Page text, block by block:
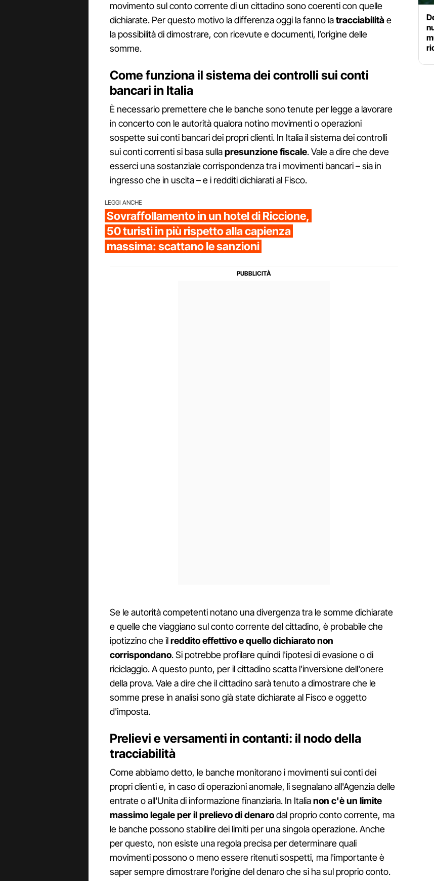
movimento sul conto corrente di un cittadino sono coerenti con quelle
dichiarate. Per questo motivo la differenza oggi la fanno latracciabilitàe
la possibilità di dimostrare, con ricevute e documenti, l’origine delle
somme.
Come funziona il sistema dei controlli sui conti
bancari in Italia
È necessario premettere che le banche sono tenute per legge a lavorare
in concerto con le autorità qualora notino movimenti o operazioni
sospette sui conti bancari dei propri clienti. In Italia il sistema dei controlli
sui conti correnti si basa sullapresunzione fiscale. Vale a dire che deve
esserci una sostanziale corrispondenza tra i movimenti bancari – sia in
ingresso che in uscita – e i redditi dichiarati al Fisco.
LEGGI ANCHE
Sovraffollamento in un hotel di Riccione,
50 turisti in più rispetto alla capienza
massima: scattano le sanzioni
Se le autorità competenti notano una divergenza tra le somme dichiarate
e quelle che viaggiano sul conto corrente del cittadino, è probabile che
ipotizzino che ilreddito effettivo e quello dichiarato non
corrispondano. Si potrebbe profilare quindi l'ipotesi di evasione o di
riciclaggio. A questo punto, per il cittadino scatta l'inversione dell'onere
della prova. Vale a dire che il cittadino sarà tenuto a dimostrare che le
somme prese in analisi sono già state dichiarate al Fisco e oggetto
d'imposta.
Prelievi e versamenti in contanti: il nodo della
tracciabilità
Come abbiamo detto, le banche monitorano i movimenti sui conti dei
propri clienti e, in caso di operazioni anomale, li segnalano all'Agenzia delle
entrate o all'Unita di informazione finanziaria. In Italianon c'è un limite
massimo legale per il prelievo di denarodal proprio conto corrente, ma
le banche possono stabilire dei limiti per una singola operazione. Anche
per questo, non esiste una regola precisa per determinare quali
movimenti possono o meno essere ritenuti sospetti, ma l'importante è
saper sempre dimostrare l'origine del denaro che si ha sul proprio conto.